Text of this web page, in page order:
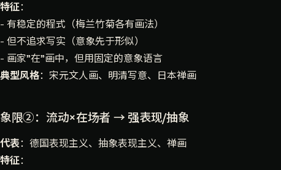
特征：
- 有稳定的程式（梅兰竹菊各有画法）
- 但不追求写实（意象先于形似）
- 画家"在"画中，但用固定的意象语言
典型风格：宋元文人画、明清写意、日本禅画
象限②：流动×在场者 → 强表现/抽象
代表：德国表现主义、抽象表现主义、禅画
特征：